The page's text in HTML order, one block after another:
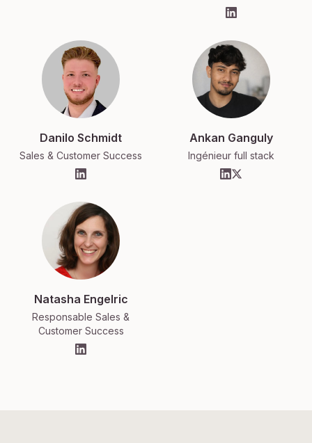
Danilo Schmidt
Sales & Customer Success
Ankan Ganguly
Ingénieur full stack
Natasha Engelric
Responsable Sales &
Customer Success